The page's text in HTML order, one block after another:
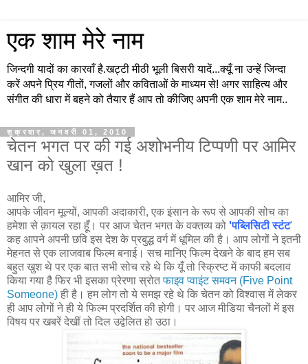
एक शाम मेरे नाम
जिन्दगी यादों का कारवाँ है.खट्टी मीठी भूली बिसरी यादें...क्यूँ ना उन्हें जिन्दा
करें अपने प्रिय गीतों, गजलों और कविताओं के माध्यम से! अगर साहित्य और
संगीत की धारा में बहने को तैयार हैं आप तो कीजिए अपनी एक शाम मेरे नाम..
शुक्रवार, जनवरी 01, 2010
चेतन भगत पर की गई अशोभनीय टिप्पणी पर आमिर
खान को खुला ख़त !
आमिर जी,
आपके जीवन मूल्यों, आपकी अदाकारी, एक इंसान के रूप से आपकी सोच का
हमेशा से क़ायल रहा हूँ। पर आज चेतन भगत के वक्तव्य को 'पब्लिसिटी स्टंट'
कह आपने अपनी छवि इस देश के प्रबुद्ध वर्ग में धूमिल की है। आप लोगों ने इतनी
मेहनत से एक लाजवाब फिल्म बनाई। सच मानिए फिल्म देखने के बाद हम सब
बहुत खुश थे पर एक बात सभी सोच रहे थे कि यूँ तो स्क्रिप्ट में काफी बदलाव
किया गया है फिर भी इसका प्रेरणा स्रोतफाइव प्वाइंट समवन (Five Point
Someone) ही है। हम लोग तो ये समझ रहे थे कि चेतन को विश्वास में लेकर
ही आप लोगों ने ही ये फिल्म प्रदर्शित की होगी। पर आज मीडिया चैनलों में इस
विषय पर खबरें देखीं तो दिल उद्वेलित हो उठा।